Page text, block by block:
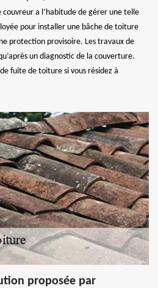
couvreur a l’habitude de gérer une telle
pour installer une bâche de toiture
protection provisoire. Les travaux de
un diagnostic de la couverture.
fuite de toiture si vous résidez à
proposée par